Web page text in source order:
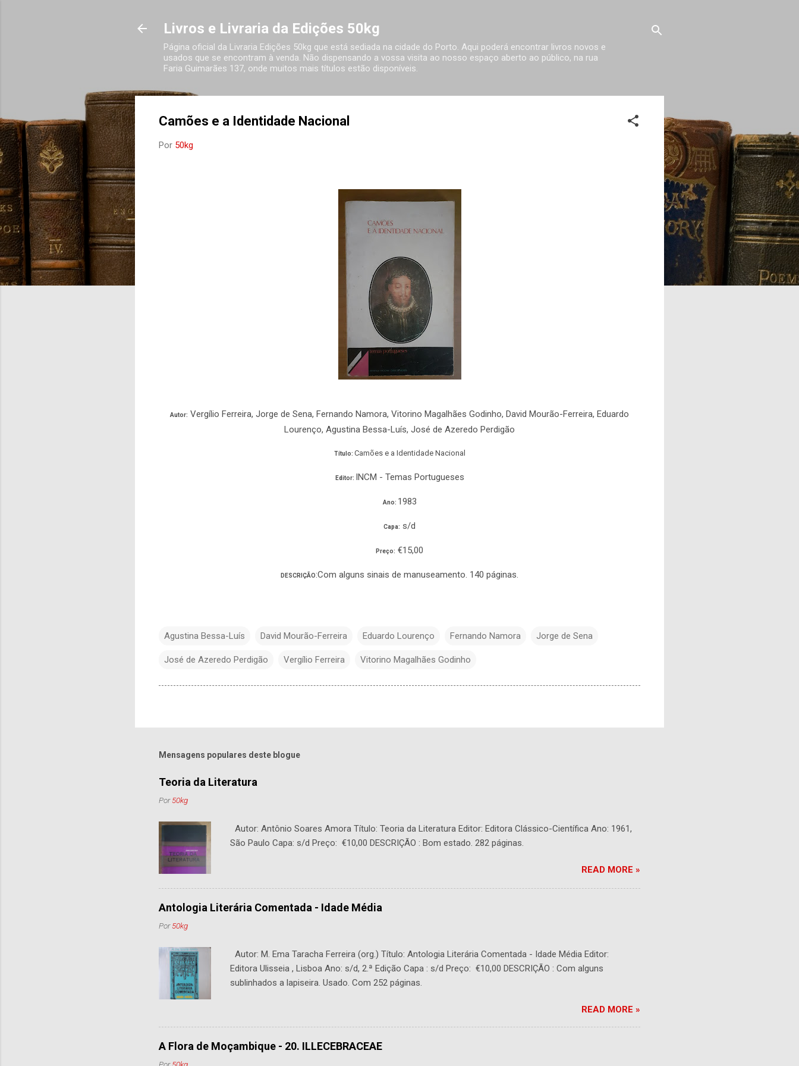
Livros e Livraria da Edições 50kg
Página oficial da Livraria Edições 50kg que está sediada na cidade do Porto. Aqui poderá encontrar livros novos e
usados que se encontram à venda. Não dispensando a vossa visita ao nosso espaço aberto ao público, na rua
Faria Guimarães 137, onde muitos mais títulos estão disponíveis.
Camões e a Identidade Nacional
Por 50kg
Autor: Vergílio Ferreira, Jorge de Sena, Fernando Namora, Vitorino Magalhães Godinho, David Mourão-Ferreira, Eduardo
Lourenço, Agustina Bessa-Luís, José de Azeredo Perdigão
Título: Camões e a Identidade Nacional
Editor: INCM - Temas Portugueses
Ano: 1983
Capa: s/d
Preço: €15,00
DESCRIÇÃO:Com alguns sinais de manuseamento. 140 páginas.
Agustina Bessa-Luís David Mourão-Ferreira Eduardo Lourenço Fernando Namora Jorge de Sena
José de Azeredo Perdigão Vergílio Ferreira Vitorino Magalhães Godinho
Mensagens populares deste blogue
Teoria da Literatura
Por50kg
Autor: Antônio Soares Amora Título: Teoria da Literatura Editor: Editora Clássico-Científica Ano: 1961,
São Paulo Capa: s/d Preço: €10,00 DESCRIÇÃO : Bom estado. 282 páginas.
READ MORE »
Antologia Literária Comentada - Idade Média
Por50kg
Autor: M. Ema Taracha Ferreira (org.) Título: Antologia Literária Comentada - Idade Média Editor:
Editora Ulisseia , Lisboa Ano: s/d, 2.ª Edição Capa : s/d Preço: €10,00 DESCRIÇÃO : Com alguns
sublinhados a lapiseira. Usado. Com 252 páginas.
READ MORE »
A Flora de Moçambique - 20. ILLECEBRACEAE